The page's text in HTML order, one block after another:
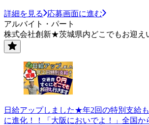
詳細を見る
応募画面に進む
アルバイト・パート
株式会社創新★茨城県内どこでもお迎
日給アップしました★年2回の特別支給
に進化！！「大阪においでよ！」全国か